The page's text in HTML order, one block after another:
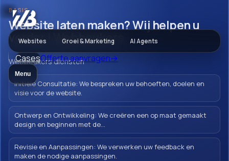
Websites Groei & Marketing AI Agents
CasesOfferte aanvragen→
Menu Website laten
maken? Wij helpen
u verder |
Webbeukers
BASIS
Website laten maken? Wij helpen u
verder | Webbeukers
Webbeukers diensten
Initiële Consultatie: We bespreken uw behoeften, doelen en
visie voor de website.
Ontwerp en Ontwikkeling: We creëren een op maat gemaakt
design en beginnen met de...
Revisie en Aanpassingen: We verwerken uw feedback en
maken de nodige aanpassingen.